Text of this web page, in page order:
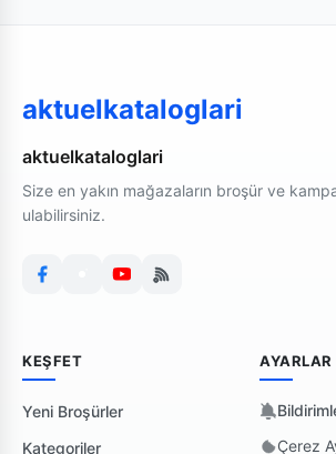
aktuelkataloglari
aktuelkataloglari
Size en yakın mağazaların broşür ve
ulabilirsiniz.
KEŞFET
Yeni Broşürler
Kategoriler
AYARLAR
Çerez